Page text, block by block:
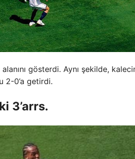
alanını gösterdi. Aynı şekilde,
2-0’a getirdi.
3’arrs.